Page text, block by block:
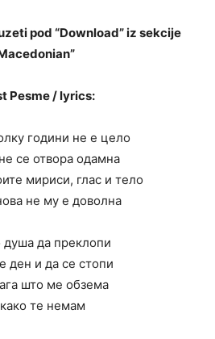
pod “Download” iz sekcije
Pesme / lyrics:
години не е цело
се отвора одамна
мириси, глас и тело
не му е доволна
душа да преклопи
ден и да се стопи
што ме обзема
те немам